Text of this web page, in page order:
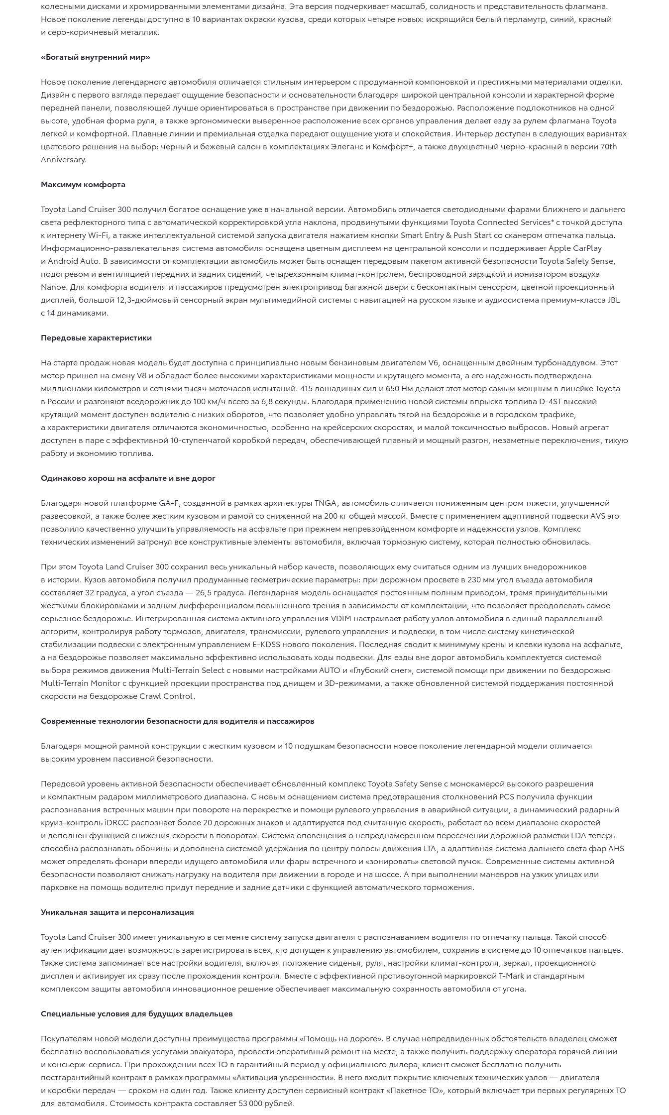
колесными дисками и хромированными элементами дизайна. Эта версия подчеркивает масштаб, солидность и представительность флагмана.
Новое поколение легенды доступно в 10 вариантах окраски кузова, среди которых четыре новых: искрящийся белый перламутр, синий, красный
и серо-коричневый металлик.
«Богатый внутренний мир»
Новое поколение легендарного автомобиля отличается стильным интерьером с продуманной компоновкой и престижными материалами отделки.
Дизайн с первого взгляда передает ощущение безопасности и основательности благодаря широкой центральной консоли и характерной форме
передней панели, позволяющей лучше ориентироваться в пространстве при движении по бездорожью. Расположение подлокотников на одной
высоте, удобная форма руля, а также эргономически выверенное расположение всех органов управления делает езду за рулем флагмана Toyota
легкой и комфортной. Плавные линии и премиальная отделка передают ощущение уюта и спокойствия. Интерьер доступен в следующих вариантах
цветового решения на выбор: черный и бежевый салон в комплектациях Элеганс и Комфорт+, а также двухцветный черно-красный в версии 70th
Anniversary.
Максимум комфорта
Toyota Land Cruiser 300 получил богатое оснащение уже в начальной версии. Автомобиль отличается светодиодными фарами ближнего и дальнего
света рефлекторного типа с автоматической корректировкой угла наклона, продвинутыми функциями Toyota Connected Services* с точкой доступа
к интернету Wi-Fi, а также интеллектуальной системой запуска двигателя нажатием кнопки Smart Entry & Push Start со сканером отпечатка пальца.
Информационно-развлекательная система автомобиля оснащена цветным дисплеем на центральной консоли и поддерживает Apple CarPlay
и Android Auto. В зависимости от комплектации автомобиль может быть оснащен передовым пакетом активной безопасности Toyota Safety Sense,
подогревом и вентиляцией передних и задних сидений, четырехзонным климат-контролем, беспроводной зарядкой и ионизатором воздуха
Nanoe. Для комфорта водителя и пассажиров предусмотрен электропривод багажной двери с бесконтактным сенсором, цветной проекционный
дисплей, большой 12,3-дюймовый сенсорный экран мультимедийной системы с навигацией на русском языке и аудиосистема премиум-класса JBL
с 14 динамиками.
Передовые характеристики
На старте продаж новая модель будет доступна с принципиально новым бензиновым двигателем V6, оснащенным двойным турбонаддувом. Этот
мотор пришел на смену V8 и обладает более высокими характеристиками мощности и крутящего момента, а его надежность подтверждена
миллионами километров и сотнями тысяч моточасов испытаний. 415 лошадиных сил и 650 Нм делают этот мотор самым мощным в линейке Toyota
в России и разгоняют вседорожник до 100 км/ч всего за 6,8 секунды. Благодаря применению новой системы впрыска топлива D-4ST высокий
крутящий момент доступен водителю с низких оборотов, что позволяет удобно управлять тягой на бездорожье и в городском трафике,
а характеристики двигателя отличаются экономичностью, особенно на крейсерских скоростях, и малой токсичностью выбросов. Новый агрегат
доступен в паре с эффективной 10-ступенчатой коробкой передач, обеспечивающей плавный и мощный разгон, незаметные переключения, тихую
работу и экономию топлива.
Одинаково хорош на асфальте и вне дорог
Благодаря новой платформе GA-F, созданной в рамках архитектуры TNGA, автомобиль отличается пониженным центром тяжести, улучшенной
развесовкой, а также более жестким кузовом и рамой со сниженной на 200 кг общей массой. Вместе с применением адаптивной подвески AVS это
позволило качественно улучшить управляемость на асфальте при прежнем непревзойденном комфорте и надежности узлов. Комплекс
технических изменений затронул все конструктивные элементы автомобиля, включая тормозную систему, которая полностью обновилась.
При этом Toyota Land Cruiser 300 сохранил весь уникальный набор качеств, позволяющих ему считаться одним из лучших внедорожников
в истории. Кузов автомобиля получил продуманные геометрические параметры: при дорожном просвете в 230 мм угол въезда автомобиля
составляет 32 градуса, а угол съезда — 26,5 градуса. Легендарная модель оснащается постоянным полным приводом, тремя принудительными
жесткими блокировками и задним дифференциалом повышенного трения в зависимости от комплектации, что позволяет преодолевать самое
серьезное бездорожье. Интегрированная система активного управления VDIM настраивает работу узлов автомобиля в единый параллельный
алгоритм, контролируя работу тормозов, двигателя, трансмиссии, рулевого управления и подвески, в том числе систему кинетической
стабилизации подвески с электронным управлением E-KDSS нового поколения. Последняя сводит к минимуму крены и клевки кузова на асфальте,
а на бездорожье позволяет максимально эффективно использовать ходы подвески. Для езды вне дорог автомобиль комплектуется системой
выбора режимов движения Multi-Terrain Select с новыми настройками AUTO и «Глубокий снег», системой помощи при движении по бездорожью
Multi-Terrain Monitor с функцией проекции пространства под днищем и 3D-режимами, а также обновленной системой поддержания постоянной
скорости на бездорожье Crawl Control.
Современные технологии безопасности для водителя и пассажиров
Благодаря мощной рамной конструкции с жестким кузовом и 10 подушкам безопасности новое поколение легендарной модели отличается
высоким уровнем пассивной безопасности.
Передовой уровень активной безопасности обеспечивает обновленный комплекс Toyota Safety Sense с монокамерой высокого разрешения
и компактным радаром миллиметрового диапазона. С новым оснащением система предотвращения столкновений PCS получила функции
распознавания встречных машин при повороте на перекрестке и помощи рулевого управления в аварийной ситуации, а динамический радарный
круиз-контроль iDRCC распознает более 20 дорожных знаков и адаптируется под считанную скорость, работает во всем диапазоне скоростей
и дополнен функцией снижения скорости в поворотах. Система оповещения о непреднамеренном пересечении дорожной разметки LDA теперь
способна распознавать обочины и дополнена системой удержания по центру полосы движения LTA, а адаптивная система дальнего света фар AHS
может определять фонари впереди идущего автомобиля или фары встречного и «зонировать» световой пучок. Современные системы активной
безопасности позволяют снижать нагрузку на водителя при движении в городе и на шоссе. А при выполнении маневров на узких улицах или
парковке на помощь водителю придут передние и задние датчики с функцией автоматического торможения.
Уникальная защита и персонализация
Toyota Land Cruiser 300 имеет уникальную в сегменте систему запуска двигателя с распознаванием водителя по отпечатку пальца. Такой способ
аутентификации дает возможность зарегистрировать всех, кто допущен к управлению автомобилем, сохранив в системе до 10 отпечатков пальцев.
Также система запоминает все настройки водителя, включая положение сиденья, руля, настройки климат-контроля, зеркал, проекционного
дисплея и активирует их сразу после прохождения контроля. Вместе с эффективной противоугонной маркировкой T-Mark и стандартным
комплексом защиты автомобиля инновационное решение обеспечивает максимальную сохранность автомобиля от угона.
Специальные условия для будущих владельцев
Покупателям новой модели доступны преимущества программы «Помощь на дороге». В случае непредвиденных обстоятельств владелец сможет
бесплатно воспользоваться услугами эвакуатора, провести оперативный ремонт на месте, а также получить поддержку оператора горячей линии
и консьерж-сервиса. При прохождении всех ТО в гарантийный период у официального дилера, клиент сможет бесплатно получить
постгарантийный контракт в рамках программы «Активация уверенности». В него входит покрытие ключевых технических узлов — двигателя
и коробки передач — сроком на один год. Также клиенту доступен сервисный контракт «Пакетное ТО», который включает три первых регулярных ТО
для автомобиля. Стоимость контракта составляет 53 000 рублей.